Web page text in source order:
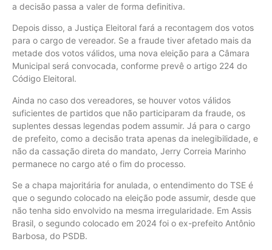
a decisão passa a valer de forma definitiva.
Depois disso, a Justiça Eleitoral fará a recontagem dos votos
para o cargo de vereador. Se a fraude tiver afetado mais da
metade dos votos válidos, uma nova eleição para a Câmara
Municipal será convocada, conforme prevê o artigo 224 do
Código Eleitoral.
Ainda no caso dos vereadores, se houver votos válidos
suficientes de partidos que não participaram da fraude, os
suplentes dessas legendas podem assumir. Já para o cargo
de prefeito, como a decisão trata apenas da inelegibilidade, e
não da cassação direta do mandato, Jerry Correia Marinho
permanece no cargo até o fim do processo.
Se a chapa majoritária for anulada, o entendimento do TSE é
que o segundo colocado na eleição pode assumir, desde que
não tenha sido envolvido na mesma irregularidade. Em Assis
Brasil, o segundo colocado em 2024 foi o ex-prefeito Antônio
Barbosa, do PSDB.